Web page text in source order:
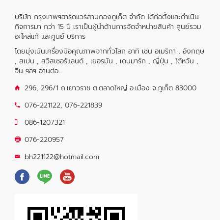
บริษัท กรุงเทพฯฮาร์ดแวร์สามกองภูเก็ต จำกัด ได้ก่อตั้งและดำเนิน
กิจการมา กว่า 15 ปี เราเป็นผู้นำด้านการจัดจำหน่ายสินค้า ศูนย์รวม
อะไหล่แท้ และศูนย์ บริการ
โดยมุ่งเน้นเครื่องมือคุณภาพจากทั่วโลก อาทิ เช่น อเมริกา , อังกฤษ
, สเปน , สวิสเซอร์แลนด์ , เยอรมัน , เดนมาร์ก , ญี่ปุ่น , ใต้หวัน ,
จีน ฯลฯ อ่านต่อ...
296, 296/1 ถ.เยาวราช ต.ตลาดใหญ่ อ.เมือง จ.ภูเก็ต 83000
076-221122, 076-221839
086-1207321
076-220957
bh221122@hotmail.com